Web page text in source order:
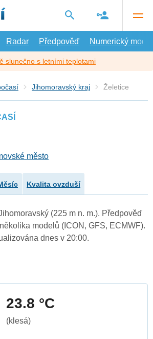
Radar Předpověď Numerický model
slunečno s letními teplotami
Jihomoravský kraj Želetice
město
Kvalita ovzduší
(225 m n. m.). Předpověď
modelů (ICON, GFS, ECMWF).
dnes v 20:00.
23.8 °C
(klesá)